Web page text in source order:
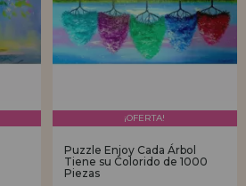
¡OFERTA!
Puzzle Enjoy Cada Árbol
Tiene su Colorido de 1000
Piezas